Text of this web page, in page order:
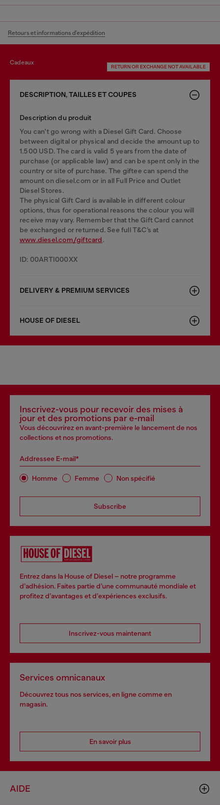
Retours et informations d'expédition
cadeaux
RETURN OR EXCHANGE NOT AVAILABLE
DESCRIPTION, TAILLES ET COUPES
Description du produit
You can't go wrong with a Diesel Gift Card. Choose
between digital or physical and decide the amount up to
1.500 USD. The card is valid 5 years from the date of
purchase (or applicable law) and can be spent only in the
country or site of purchase. The giftee can spend the
amount on diesel.com or in all Full Price and Outlet
Diesel Stores.
The physical Gift Card is available in different colour
options, thus for operational reasons the colour you will
receive may vary. Remember that the Gift Card cannot
be exchanged or returned. See full T&C’s at
www.diesel.com/giftcard.
ID: 00ARTI000XX
DELIVERY & PREMIUM SERVICES
HOUSE OF DIESEL
Inscrivez-vous pour recevoir des mises à
jour et des promotions par e-mail
Vous découvrirez en avant-première le lancement de nos
collections et nos promotions.
Addressee E-mail*
Homme Femme Non spécifié
Subscribe
Entrez dans la House of Diesel – notre programme
d’adhésion. Faites partie d’une communauté mondiale et
profitez d’avantages et d’expériences exclusifs.
Inscrivez-vous maintenant
Services omnicanaux
Découvrez tous nos services, en ligne comme en
magasin.
En savoir plus
AIDE